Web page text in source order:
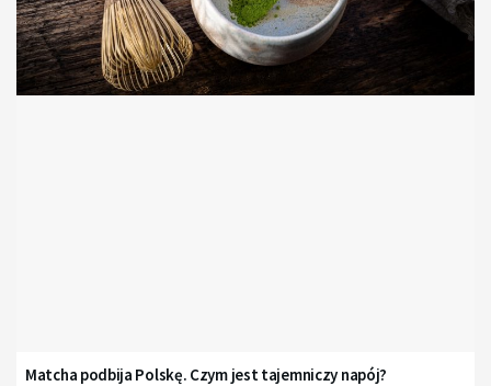
Matcha podbija Polskę. Czym jest tajemniczy napój?